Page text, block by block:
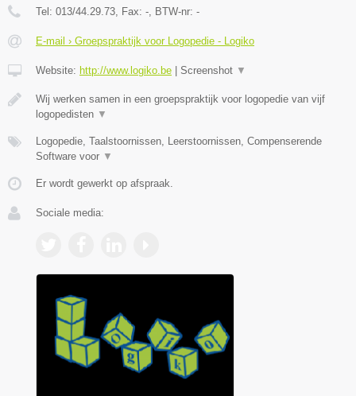
Tel: 013/44.29.73, Fax: -, BTW-nr: -
E-mail › Groepspraktijk voor Logopedie - Logiko
Website: http://www.logiko.be Screenshot ▼
Wij werken samen in een groepspraktijk voor logopedie van vijf
logopedisten ▼
Logopedie, Taalstoornissen, Leerstoornissen, Compenserende
Software voor ▼
Er wordt gewerkt op afspraak.
Sociale media: